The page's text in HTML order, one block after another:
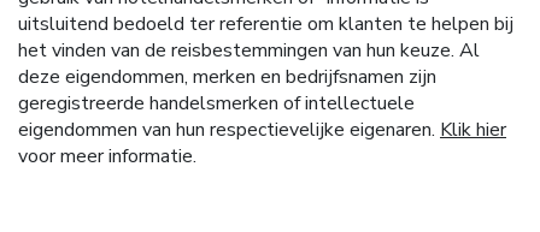
uitsluitend bedoeld ter referentie om klanten te helpen bij
het vinden van de reisbestemmingen van hun keuze. Al
deze eigendommen, merken en bedrijfsnamen zijn
geregistreerde handelsmerken of intellectuele
eigendommen van hun respectievelijke eigenaren. Klik hier
voor meer informatie.